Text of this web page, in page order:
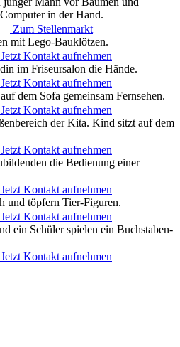
Zum Stellenmarkt
Jetzt Kontakt aufnehmen
Jetzt Kontakt aufnehmen
Jetzt Kontakt aufnehmen
Jetzt Kontakt aufnehmen
Jetzt Kontakt aufnehmen
Jetzt Kontakt aufnehmen
Jetzt Kontakt aufnehmen